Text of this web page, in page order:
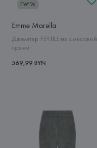
FW'26
Emme Marella
Джемпер FERTILE из смесовой
пряжи
569,99 BYN